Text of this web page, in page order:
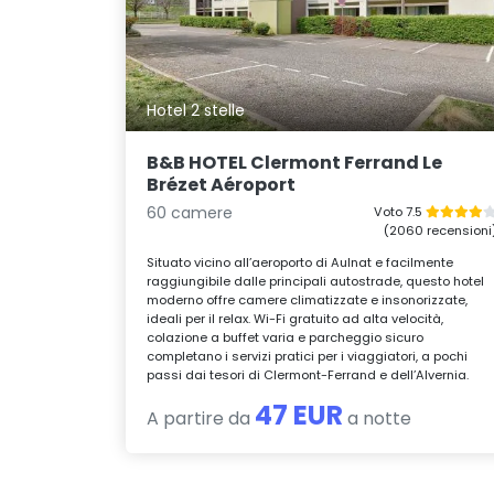
Hotel 2 stelle
B&B HOTEL Clermont Ferrand Le
Brézet Aéroport
60 camere
Voto 7.5
(2060
Situato vicino all’aeroporto di Aulnat e facilmente
raggiungibile dalle principali autostrade, questo hotel
moderno offre camere climatizzate e insonorizzate,
ideali per il relax. Wi-Fi gratuito ad alta velocità,
colazione a buffet varia e parcheggio sicuro
completano i servizi pratici per i viaggiatori, a pochi
passi dai tesori di Clermont-Ferrand e dell’Alvernia.
A partire da 47 EUR a notte